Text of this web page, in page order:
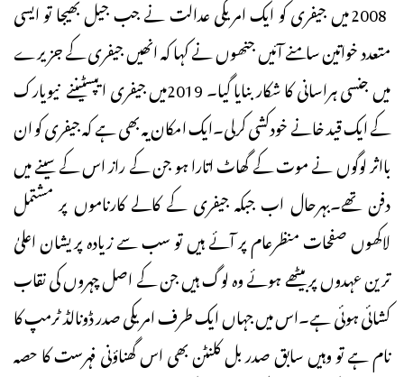
2008 میں جیفری کو ایک امریکی عدالت نے جب جیل بھیجا تو ایسی
متعدد خواتین سامنے آئیں جنھوں نے کہا کہ انھیں جیفری کے جزیرے
میں جنسی ہراسانی کا شکار بنایا گیا۔ 2019میں جیفری ایپسٹیننے نیویارک
کے ایک قید خانے خودکشی کرلی۔ایک امکان یہ بھی ہے کہ جیفری کو ان
بااثر لوگوں نے موت کے گھاٹ اتارا ہو جن کے راز اس کے سینے میں
دفن تھے۔بہرحال اب جبکہ جیفری کے کالے کارناموں پر مشتمل
لاکھوں صفحات منظرعام پر آئے ہیں تو سب سے زیادہ پریشان اعلیٰ
ترین عہدوں پر بیٹھے ہوئے وہ لوگ ہیں جن کے اصل چہروں کی نقاب
کشائی ہوئی ہے۔اس میں جہاں ایک طرف امریکی صدر ڈونالڈ ٹرمپ کا
نام ہے تو وہیں سابق صدر بل کلنٹن بھی اس گھناؤنی فہرست کا حصہ